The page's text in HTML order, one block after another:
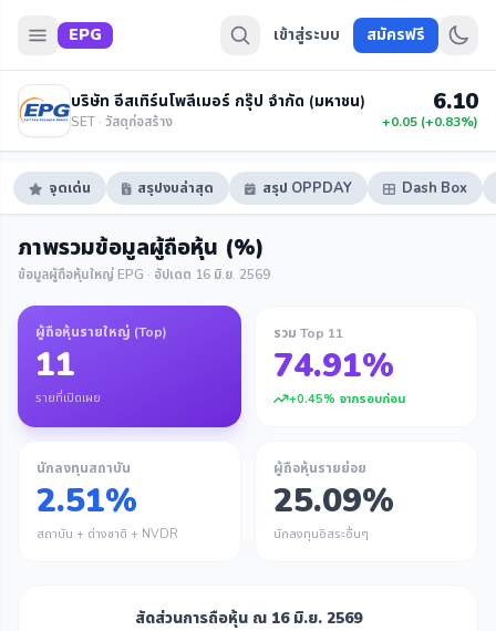
EPG เข้าสู่ระบบ สมัครฟรี
บริษัท อีสเทิร์นโพลีเมอร์ กรุ๊ป จำกัด (มหาชน)
SET · วัสดุก่อสร้าง
6.10
+0.05 (+0.83%)
จุดเด่น สรุปงบล่าสุด สรุป OPPDAY Dash Box
ภาพรวมข้อมูลผู้ถือหุ้น (%)
ข้อมูลผู้ถือหุ้นใหญ่ EPG · อัปเดต 16 มิ.ย. 2569
ผู้ถือหุ้นรายใหญ่ (Top)
11
รายที่เปิดเผย
รวม Top 11
74.91%
+0.45% จากรอบก่อน
นักลงทุนสถาบัน
2.51%
สถาบัน + ต่างชาติ + NVDR
ผู้ถือหุ้นรายย่อย
25.09%
นักลงทุนอิสระอื่นๆ
สัดส่วนการถือหุ้น ณ 16 มิ.ย. 2569